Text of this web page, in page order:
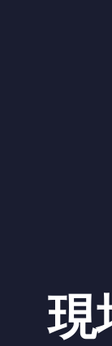
現